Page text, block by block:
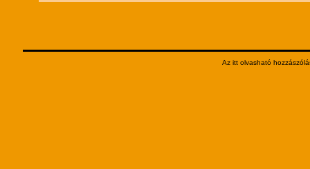
Az itt olvasható